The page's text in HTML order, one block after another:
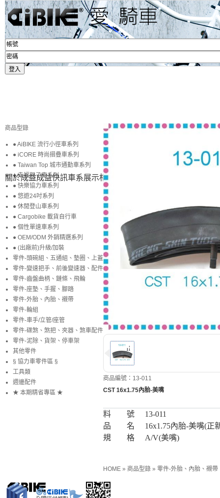
關於成益成益快訊車系展示相簿賞圖
商品編號：13-011
CST 16x1.75內胎-美嘴
料 號
13-011
品 名
16x1.75內胎-美嘴(正
規 格
A/V(美嘴)
HOME » 商品型錄 » 零件-外胎、內胎、襯帶
商品型錄
● AiBIKE 流行小徑車系列
● iCORE 時尚摺疊車系列
● Taiwan Top 城市通勤車系列
● 幸福親子車系列
● 快樂協力車系列
● 悠遊24吋系列
● 休閒登山車系列
● Cargobike 載貨自行車
● 個性單速車系列
● OEM/ODM 外銷精選系列
● (出廠前)升級/加裝
零件-頭碗組、五通組、墊圈、上蓋
零件-變速把手、前後變速器、配件
零件-齒盤曲柄、鏈條、飛輪
零件-座墊、手握、腳踏
零件-外胎、內胎、襯帶
零件-輪組
零件-車手/立管/座管
零件-碟煞、煞把、夾器、煞車配件
零件-泥除、貨架、停車架
其他零件
§ 協力車零件區 §
工具類
週邊配件
★ 本期精省專區 ★